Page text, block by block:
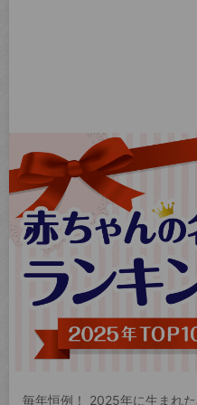
毎年恒例！ 2025年に生まれ